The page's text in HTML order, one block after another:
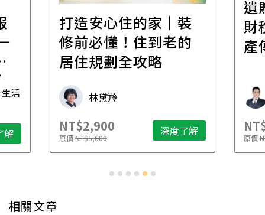
活
解
打造安心住的家｜裝
修前必懂！住到老的
居住規劃全攻略
林黛羚
NT$2,900
原價NT$5,600 深度了解
遺
財
產
原價
相關文章